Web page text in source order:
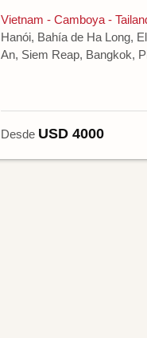
Vietnam - Camboya -
Hanói, Bahía de Ha Long,
An, Siem Reap, Bangkok,
Desde USD 4000